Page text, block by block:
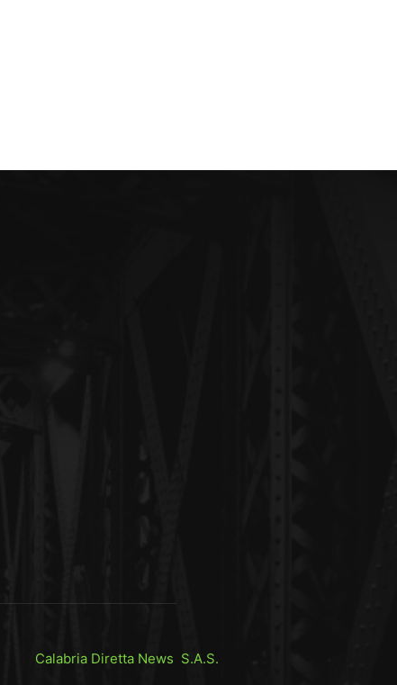
Calabria Diretta News S.A.S.